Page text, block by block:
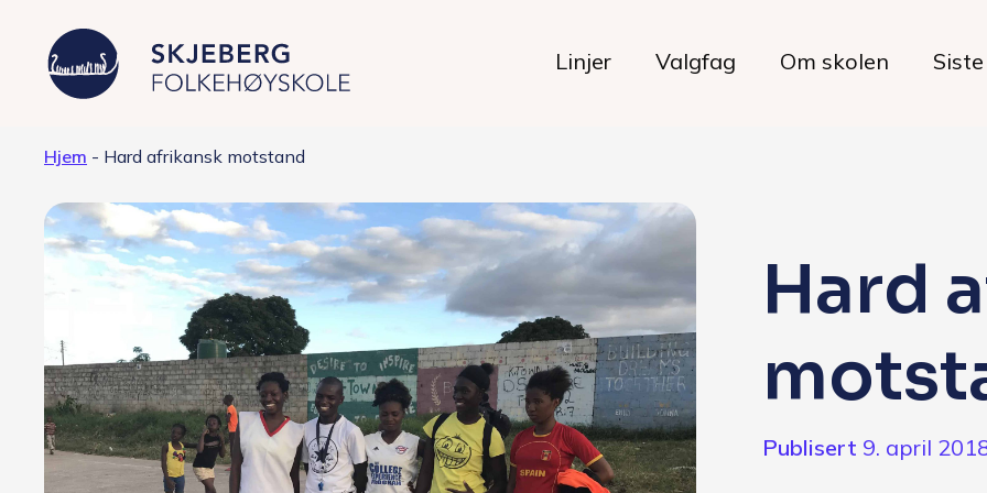
Linjer Valgfag Om skolen
Våre linjer
Filmproduksjon – Japan
Foto – fashion og kunst
Grafisk design – Japansk kultur
Musikkproduksjon – Artist &
Livet på skolen
Hverdagen
Maten hos oss
Her bor du
Hjem - Hard afrikansk motstand
Hard
Publisert 9. april